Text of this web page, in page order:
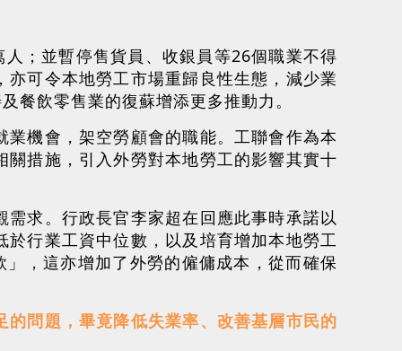
；並暫停售貨員、收銀員等26個職業不得
可令本地勞工市場重歸良性生態，減少業
餐飲零售業的復蘇增添更多推動力。
機會，架空勞顧會的職能。工聯會作為本
措施，引入外勞對本地勞工的影響其實十
求。行政長官李家超在回應此事時承諾以
行業工資中位數，以及培育增加本地勞工
，這亦增加了外勞的僱傭成本，從而確保
問題，畢竟降低失業率、改善基層市民的